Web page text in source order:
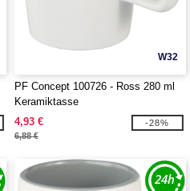
W32
PF Concept 100726 - Ross 280 ml
Keramiktasse
4,93 €
6,88 €
-28%